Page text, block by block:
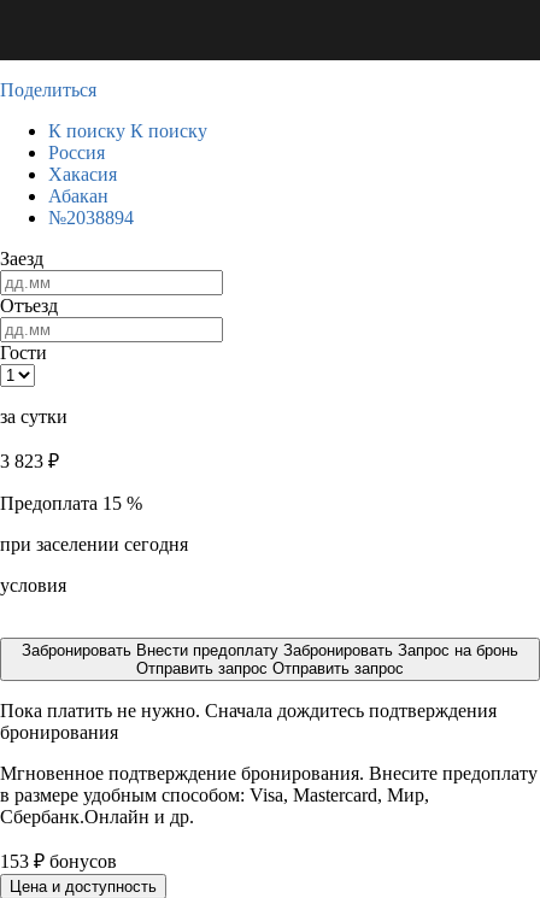
Поделиться
К поиску К поиску
Россия
Хакасия
Абакан
№2038894
Заезд
Отъезд
Гости
за сутки
3 823 ₽
Предоплата 15 %
при заселении сегодня
условия
Забронировать Внести предоплату Забронировать Запрос на бронь
Отправить запрос Отправить запрос
Пока платить не нужно. Сначала дождитесь подтверждения
бронирования
Мгновенное подтверждение бронирования. Внесите предоплату
в размере удобным способом: Visa, Mastercard, Мир,
Сбербанк.Онлайн и др.
153 ₽ бонусов
Цена и доступность